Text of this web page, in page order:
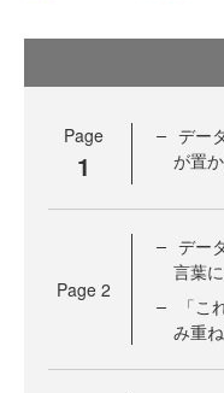
Page
1
デー
が置
Page 2
デー
言葉
「
み重